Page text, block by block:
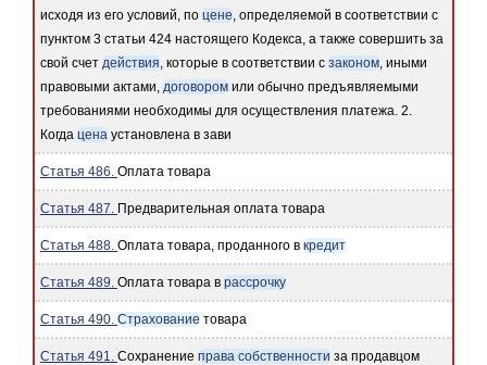
исходя из его условий, по цене, определяемой в соответствии с
пунктом 3 статьи 424 настоящего Кодекса, а также совершить за
свой счет действия, которые в соответствии с законом, иными
правовыми актами, договором или обычно предъявляемыми
требованиями необходимы для осуществления платежа. 2.
Когда цена установлена в зави
Статья 486. Оплата товара
Статья 487. Предварительная оплата товара
Статья 488. Оплата товара, проданного в кредит
Статья 489. Оплата товара в рассрочку
Статья 490. Страхование товара
Статья 491. Сохранение права собственности за продавцом